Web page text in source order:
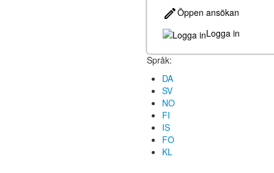
Öppen ansökan
Logga in
Språk:
DA
SV
NO
FI
IS
FO
KL